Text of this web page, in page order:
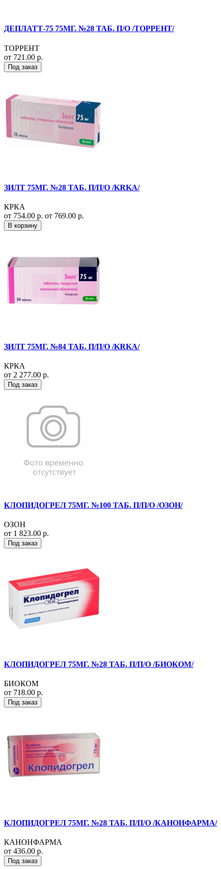
ДЕПЛАТТ-75 75МГ. №28 ТАБ. П/О /ТОРРЕНТ/
ТОРРЕНТ
от 721.00 р.
Под заказ
ЗИЛТ 75МГ. №28 ТАБ. П/П/О /KRKA/
КРКА
от 754.00 р. от 769.00 р.
В корзину
ЗИЛТ 75МГ. №84 ТАБ. П/П/О /KRKA/
КРКА
от 2 277.00 р.
Под заказ
КЛОПИДОГРЕЛ 75МГ. №100 ТАБ. П/П/О /ОЗОН/
ОЗОН
от 1 823.00 р.
Под заказ
КЛОПИДОГРЕЛ 75МГ. №28 ТАБ. П/П/О /БИОКОМ/
БИОКОМ
от 718.00 р.
Под заказ
КЛОПИДОГРЕЛ 75МГ. №28 ТАБ. П/П/О /КАНОНФАРМА/
КАНОНФАРМА
от 436.00 р.
Под заказ